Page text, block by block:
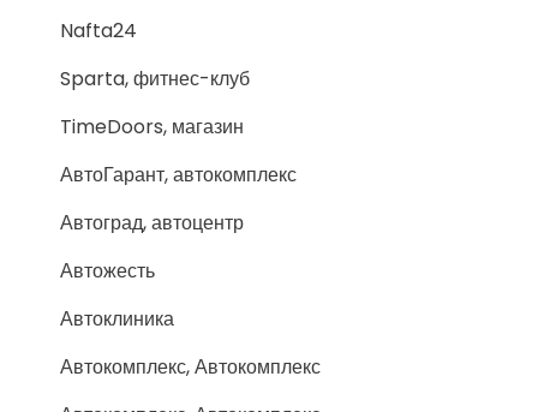
Nafta24
Sparta, фитнес-клуб
TimeDoors, магазин
АвтоГарант, автокомплекс
Автоград, автоцентр
Автожесть
Автоклиника
Автокомплекс, Автокомплекс